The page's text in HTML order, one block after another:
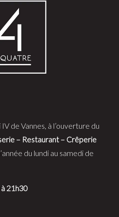
de Vannes, à l’ouverture du
– Restaurant – Crêperie
du lundi au samedi de
21h30